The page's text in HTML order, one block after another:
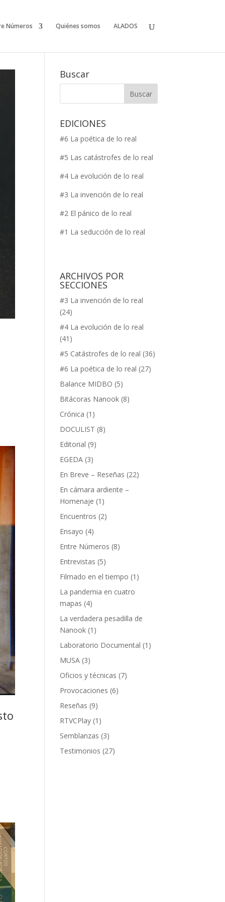
Números Quiénes somos ALADOS
Buscar
EDICIONES
#6 La poética de lo real
#5 Las catástrofes de lo real
#4 La evolución de lo real
#3 La invención de lo real
#2 El pánico de lo real
#1 La seducción de lo real
ARCHIVOS POR
SECCIONES
#3 La invención de lo real
(24)
#4 La evolución de lo real
(41)
#5 Catástrofes de lo real (36)
#6 La poética de lo real (27)
Balance MIDBO (5)
Bitácoras Nanook (8)
Crónica (1)
DOCULIST (8)
Editorial (9)
EGEDA (3)
En Breve – Reseñas (22)
En cámara ardiente –
Homenaje (1)
Encuentros (2)
Ensayo (4)
Entre Números (8)
Entrevistas (5)
Filmado en el tiempo (1)
La pandemia en cuatro
mapas (4)
La verdadera pesadilla de
Nanook (1)
Laboratorio Documental (1)
MUSA (3)
Oficios y técnicas (7)
Provocaciones (6)
Reseñas (9)
RTVCPlay (1)
Semblanzas (3)
Testimonios (27)